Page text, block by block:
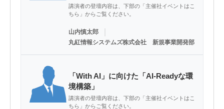
講演者の登壇内容は、下部の「主催社イベントはこ
ちら」からご覧ください。
山内慎太郎
丸紅情報システムズ株式会社 新規事業開発部
「With AI」に向けた「AI-Readyな環
境構築」
講演者の登壇内容は、下部の「主催社イベントはこ
ちら」からご覧ください。